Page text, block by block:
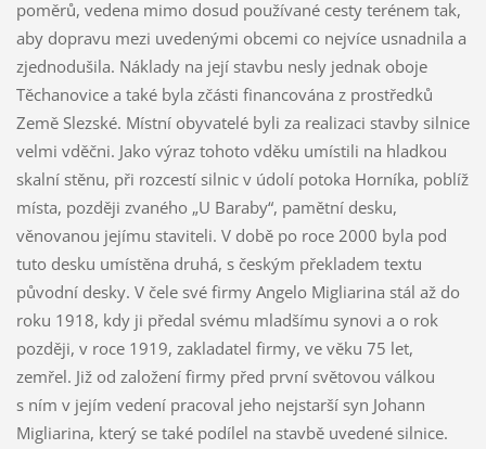
poměrů, vedena mimo dosud používané cesty terénem tak,
aby dopravu mezi uvedenými obcemi co nejvíce usnadnila a
zjednodušila. Náklady na její stavbu nesly jednak oboje
Těchanovice a také byla zčásti financována z prostředků
Země Slezské. Místní obyvatelé byli za realizaci stavby silnice
velmi vděčni. Jako výraz tohoto vděku umístili na hladkou
skalní stěnu, při rozcestí silnic v údolí potoka Horníka, poblíž
místa, později zvaného „U Baraby“, pamětní desku,
věnovanou jejímu staviteli. V době po roce 2000 byla pod
tuto desku umístěna druhá, s českým překladem textu
původní desky. V čele své firmy Angelo Migliarina stál až do
roku 1918, kdy ji předal svému mladšímu synovi a o rok
později, v roce 1919, zakladatel firmy, ve věku 75 let,
zemřel. Již od založení firmy před první světovou válkou
s ním v jejím vedení pracoval jeho nejstarší syn Johann
Migliarina, který se také podílel na stavbě uvedené silnice.